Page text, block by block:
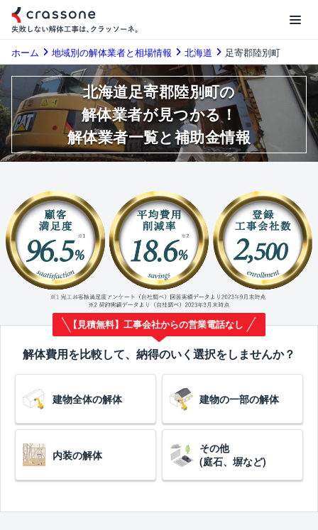
ホーム 地域別の解体業者と相場情報 北海道 足寄郡陸別町
北海道足寄郡陸別町の
解体業者が見つかる！
解体業者一覧と補助金情報
【見積無料】工事会社からの営業電話なし
解体費用を比較して、納得のいく選択をしませんか？
建物全体の解体 建物の一部の解体
内装の解体
その他
(庭石、塀など)